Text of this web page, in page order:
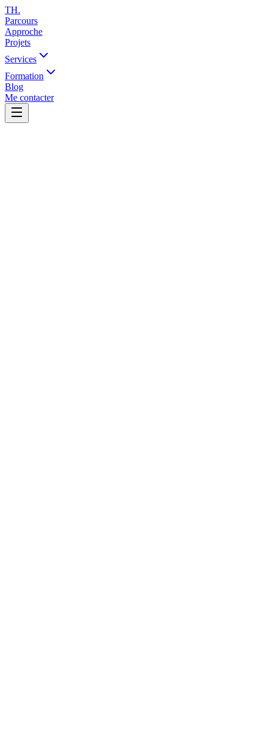
TH.
Parcours
Approche
Projets
Services
Formation
Blog
Me contacter